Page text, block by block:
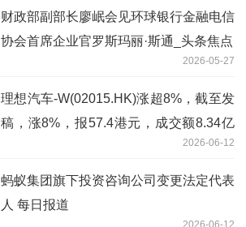
高速达2.04亿元
财政部副部长廖岷会见环球银行金融电信
协会首席企业官罗斯玛丽·斯通_头条焦点
2026-05-27
理想汽车-W(02015.HK)涨超8%，截至发
稿，涨8%，报57.4港元，成交额8.34亿
2026-06-12
蚂蚁集团旗下投资咨询公司变更法定代表
人 每日报道
2026-06-12